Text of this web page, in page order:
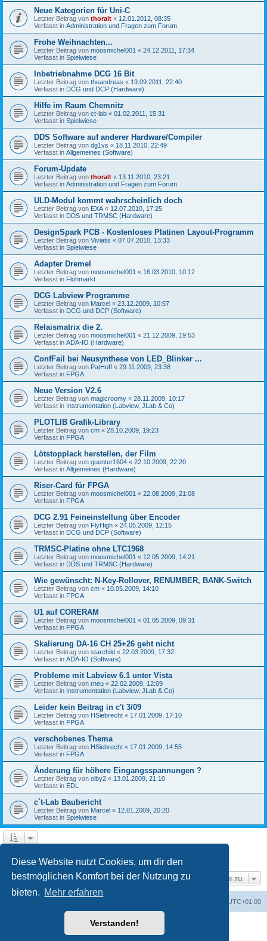
Diese Website nutzt Cookies, um dir den
bestmöglichen Komfort bei der Nutzung zu
bieten. Mehr erfahren
Verstanden!
Neue Kategorien für Uni-C
Letzter Beitrag von thoralt « 12.01.2012, 08:35
Verfasst in Administration und Fragen zum Forum
Frohe Weihnachten...
Letzter Beitrag von moosmichel001 « 24.12.2011, 17:34
Verfasst in Spielwiese
Inbetriebnahme DCG 16 Bit
Letzter Beitrag von theandreas « 19.09.2011, 22:40
Verfasst in DCG und DCP (Hardware)
Hilfe im Raum Chemnitz
Letzter Beitrag von ct-lab « 01.02.2011, 15:31
Verfasst in Spielwiese
DDS Software auf anderer Hardware/Compiler
Letzter Beitrag von dg1vs « 18.11.2010, 22:49
Verfasst in Allgemeines (Software)
Forum-Update
Letzter Beitrag von thoralt « 13.11.2010, 23:21
Verfasst in Administration und Fragen zum Forum
ULD-Modul kommt wahrscheinlich doch
Letzter Beitrag von EXA « 12.07.2010, 17:25
Verfasst in DDS und TRMSC (Hardware)
DesignSpark PCB - Kostenloses Platinen Layout-Programm
Letzter Beitrag von Viviatis « 07.07.2010, 13:33
Verfasst in Spielwiese
Adapter Dremel
Letzter Beitrag von moosmichel001 « 16.03.2010, 10:12
Verfasst in Flohmarkt
DCG Labview Programme
Letzter Beitrag von Marcel « 23.12.2009, 10:57
Verfasst in DCG und DCP (Software)
Relaismatrix die 2.
Letzter Beitrag von moosmichel001 « 21.12.2009, 19:53
Verfasst in ADA-IO (Hardware)
ConfFail bei Neusynthese von LED_Blinker ...
Letzter Beitrag von PatHoff « 29.11.2009, 23:38
Verfasst in FPGA
Neue Version V2.6
Letzter Beitrag von magicroomy « 28.11.2009, 10:17
Verfasst in Instrumentation (Labview, JLab & Co)
PLOTLIB Grafik-Library
Letzter Beitrag von cm « 28.10.2009, 19:23
Verfasst in FPGA
Lötstopplack herstellen, der Film
Letzter Beitrag von guenter1604 « 22.10.2009, 22:20
Verfasst in Allgemeines (Hardware)
Riser-Card für FPGA
Letzter Beitrag von moosmichel001 « 22.08.2009, 21:08
Verfasst in FPGA
DCG 2.91 Feineinstellung über Encoder
Letzter Beitrag von FlyHigh « 24.05.2009, 12:15
Verfasst in DCG und DCP (Software)
TRMSC-Platine ohne LTC1968
Letzter Beitrag von moosmichel001 « 12.05.2009, 14:21
Verfasst in DDS und TRMSC (Hardware)
Wie gewünscht: N-Key-Rollover, RENUMBER, BANK-Switch
Letzter Beitrag von cm « 10.05.2009, 14:10
Verfasst in FPGA
U1 auf CORERAM
Letzter Beitrag von moosmichel001 « 01.05.2009, 09:31
Verfasst in FPGA
Skalierung DA-16 CH 25+26 geht nicht
Letzter Beitrag von starchild « 22.03.2009, 17:32
Verfasst in ADA-IO (Software)
Probleme mit Labview 6.1 unter Vista
Letzter Beitrag von rneu « 22.02.2009, 12:09
Verfasst in Instrumentation (Labview, JLab & Co)
Leider kein Beitrag in c't 3/09
Letzter Beitrag von HSiebrecht « 17.01.2009, 17:10
Verfasst in FPGA
verschobenes Thema
Letzter Beitrag von HSiebrecht « 17.01.2009, 14:55
Verfasst in FPGA
Änderung für höhere Eingangsspannungen ?
Letzter Beitrag von olby2 « 13.01.2009, 21:10
Verfasst in EDL
c`t-Lab Baubericht
Letzter Beitrag von Marcel « 12.01.2009, 20:20
Verfasst in Spielwiese
Gehe zu
UTC+01:00
Powered byphpBB® Forum Software © phpBB Limited
phpBB.de